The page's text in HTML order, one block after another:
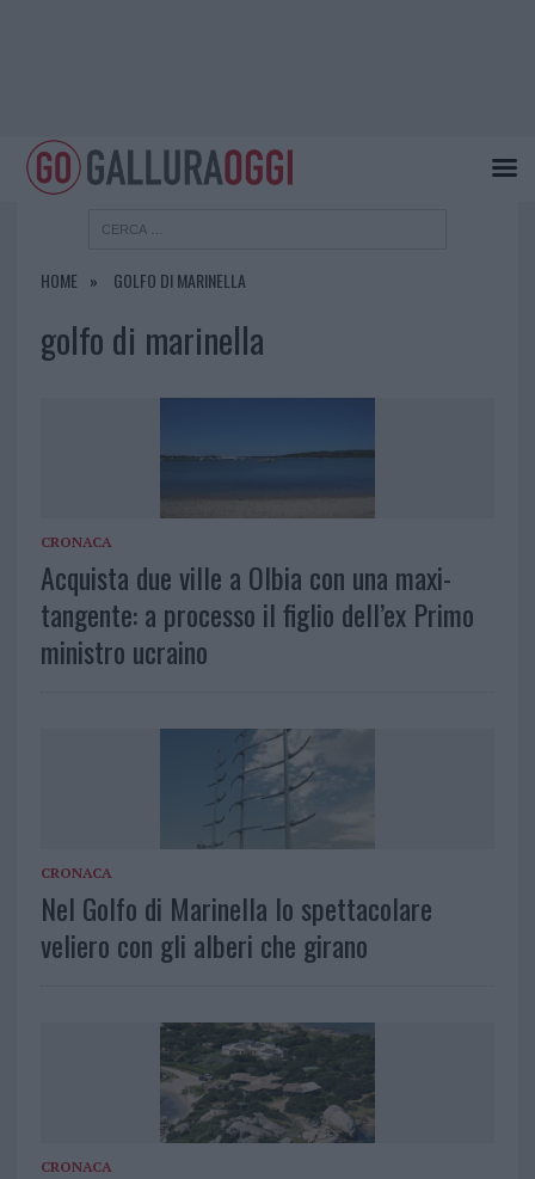
HOME GOLFO DI MARINELLA
golfo di marinella
CRONACA
Acquista due ville a Olbia con una maxi-
tangente: a processo il figlio dell’ex Primo
ministro ucraino
CRONACA
Nel Golfo di Marinella lo spettacolare
veliero con gli alberi che girano
CRONACA